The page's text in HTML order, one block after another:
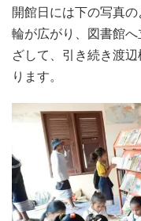
開館日には下の写真
輪が広がり、図書館
ざして、引き続き渡
ります。